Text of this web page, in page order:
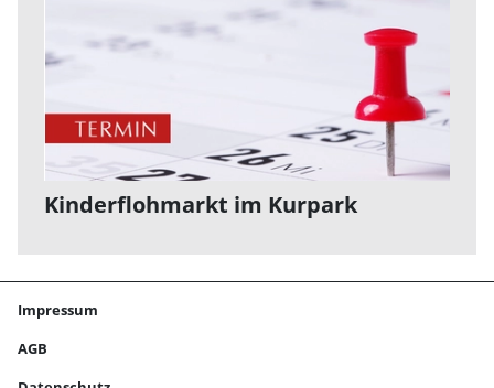
Kinderflohmarkt im Kurpark
Impressum
AGB